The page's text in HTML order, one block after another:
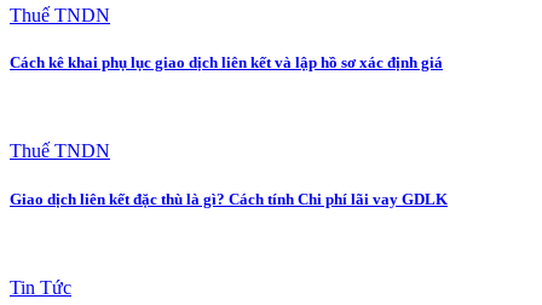
Thuế TNDN
Cách kê khai phụ lục giao dịch liên kết và lập hồ sơ xác định giá
Thuế TNDN
Giao dịch liên kết đặc thù là gì? Cách tính Chi phí lãi vay GDLK
Tin Tức